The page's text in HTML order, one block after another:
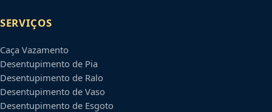
SERVIÇOS
Caça Vazamento
Desentupimento de Pia
Desentupimento de Ralo
Desentupimento de Vaso
Desentupimento de Esgoto